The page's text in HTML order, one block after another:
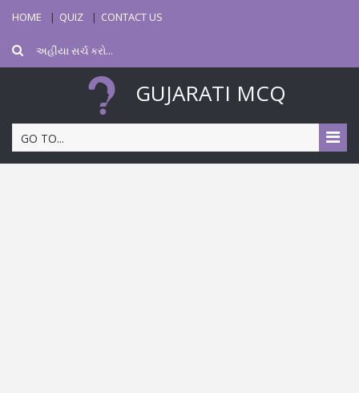
HOME QUIZ CONTACT US
GUJARATI MCQ
GO TO...